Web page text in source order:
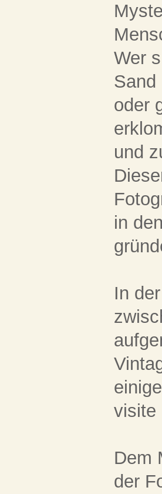
Wer
Sand
oder
und
in
In
visite
Dem
der